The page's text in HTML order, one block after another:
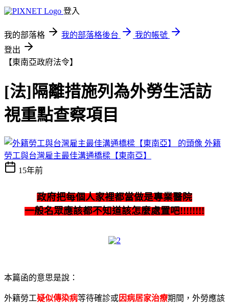
登入
我的部落格 我的部落格後台
我的帳號
登出
【東南亞政府法令】
[法]隔離措施列為外勞生活訪
視重點查察項目
外籍
勞工與台灣雇主最佳溝通橋樑【東南亞】
15年前
政府把每個人家裡都當做是專業醫院
一般名眾應該都不知道該怎麼處置吧!!!!!!!!
本篇函的意思是說：
外籍勞工疑似傳染病等待確診或因病居家治療期間，外勞應該